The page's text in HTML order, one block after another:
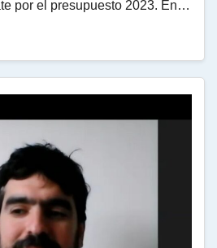
por el presupuesto 2023. En…